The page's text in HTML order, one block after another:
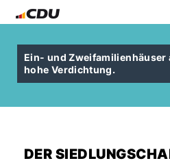
Ein- und Zweifamilienhäuser
hohe Verdichtung.
DER